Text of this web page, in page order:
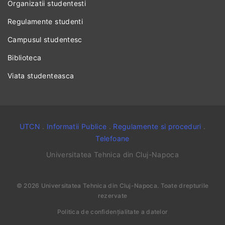
Organizatii studentesti
Regulamente studenti
Campusul studentesc
Biblioteca
Viata studenteasca
UTCN . Informatii Publice . Regulamente si proceduri .
Telefoane
Universitatea Tehnica din Cluj-Napoca
© 2026 Universitatea Tehnica din Cluj-Napoca. Toate drepturile
rezervate
Politica de confidențialitate a datelor